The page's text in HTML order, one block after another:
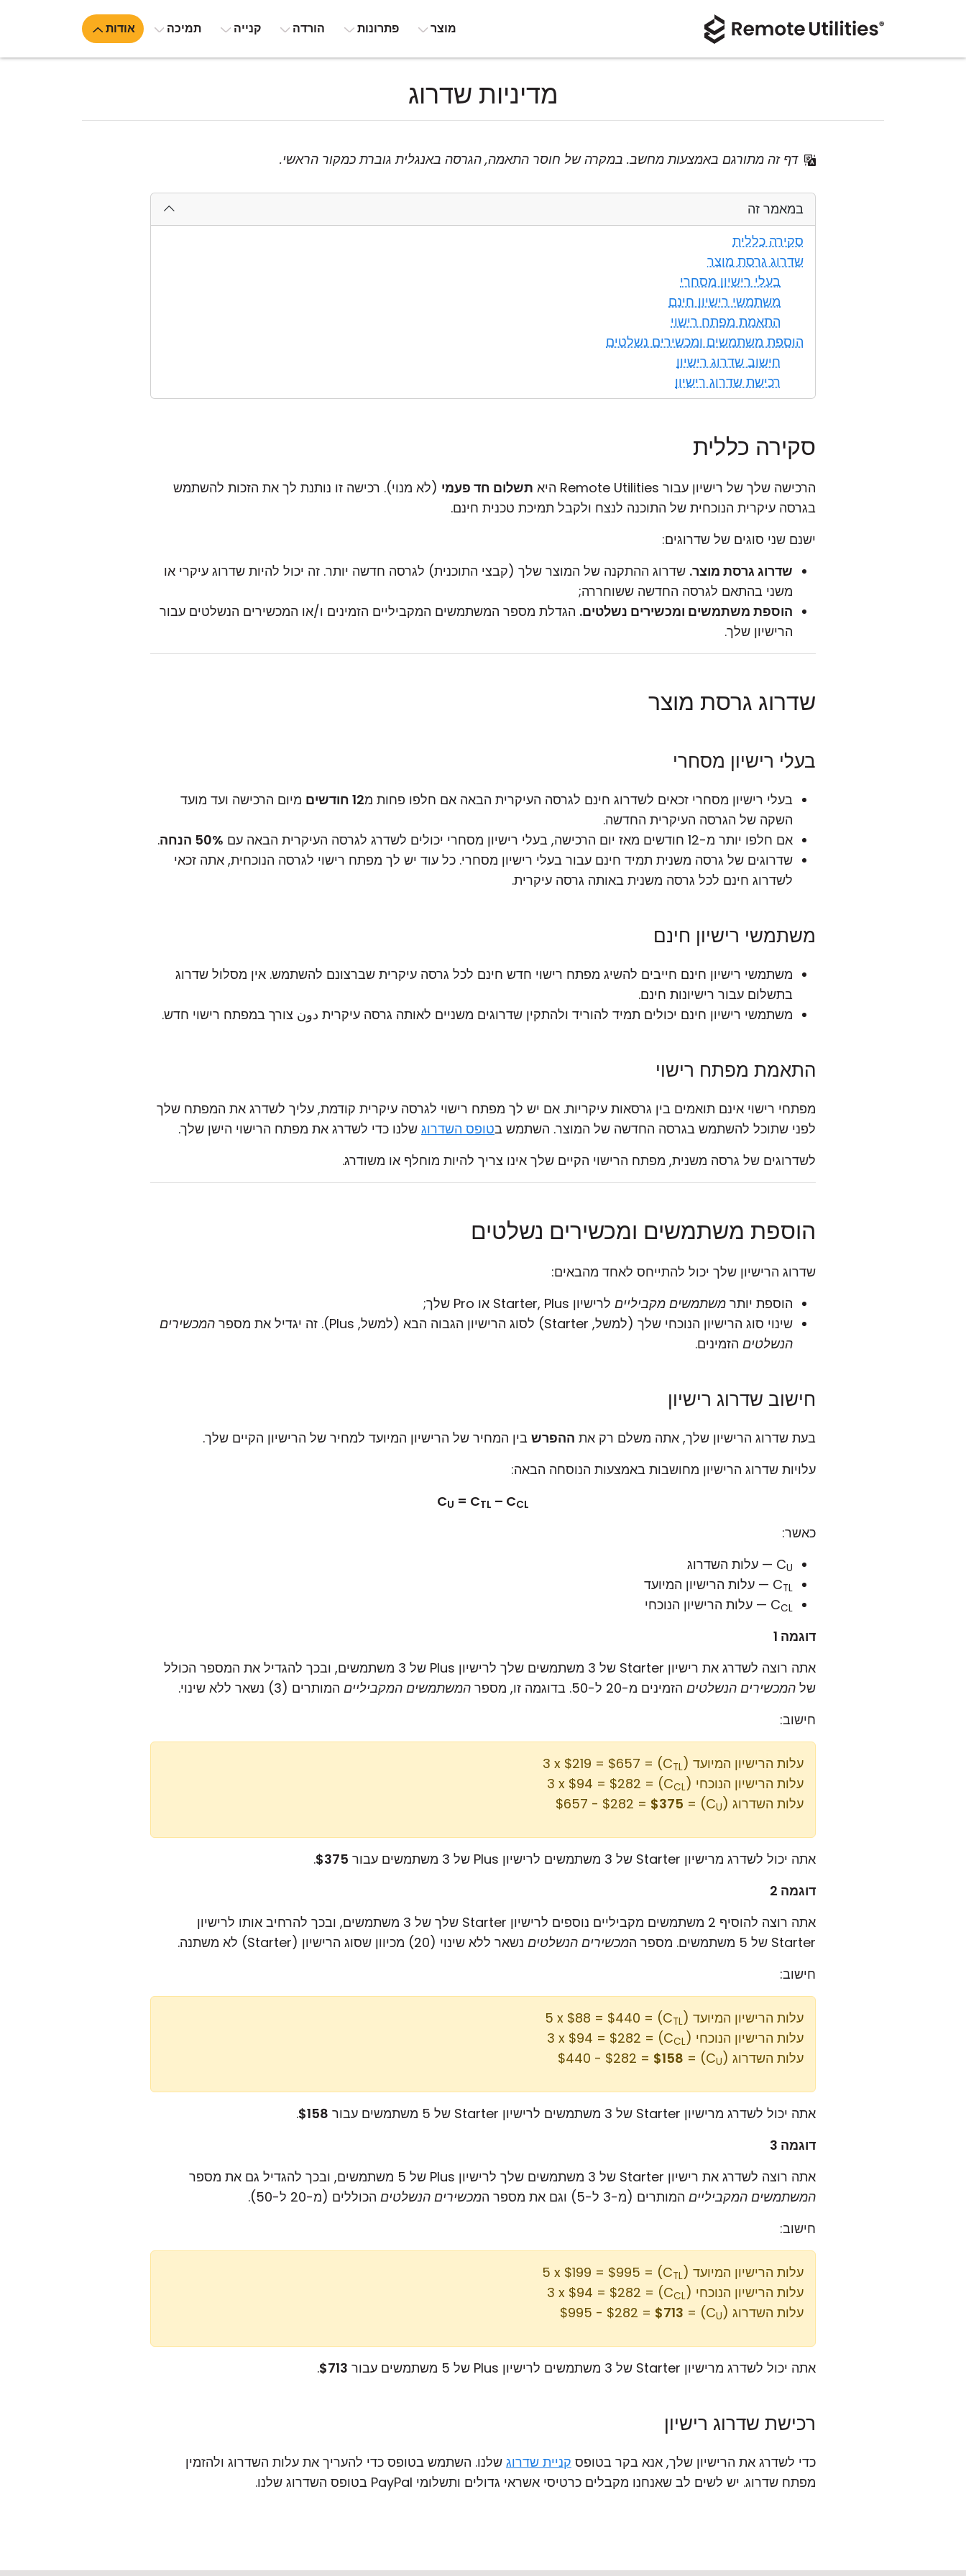
מוצר פתרונות הורדה קנייה תמיכה אודות
מדיניות שדרוג
דף זה מתורגם באמצעות מחשב. במקרה של חוסר התאמה, הגרסה באנגלית גוברת כמקור הראשי.
במאמר זה
סקירה כללית
שדרוג גרסת מוצר
בעלי רישיון מסחרי
משתמשי רישיון חינם
התאמת מפתח רישוי
הוספת משתמשים ומכשירים נשלטים
חישוב שדרוג רישיון
רכישת שדרוג רישיון
סקירה כללית
הרכישה שלך של רישיון עבור Remote Utilities היא תשלום חד פעמי (לא מנוי). רכישה זו נותנת לך את הזכות להשתמש
בגרסה עיקרית הנוכחית של התוכנה לנצח ולקבל תמיכת טכנית חינם.
ישנם שני סוגים של שדרוגים:
שדרוג גרסת מוצר. שדרוג ההתקנה של המוצר שלך (קבצי התוכנית) לגרסה חדשה יותר. זה יכול להיות שדרוג עיקרי או
משני בהתאם לגרסה החדשה ששוחררה;
הוספת משתמשים ומכשירים נשלטים. הגדלת מספר המשתמשים המקביליים הזמינים ו/או המכשירים הנשלטים עבור
הרישיון שלך.
שדרוג גרסת מוצר
בעלי רישיון מסחרי
בעלי רישיון מסחרי זכאים לשדרוג חינם לגרסה העיקרית הבאה אם חלפו פחות מ12 חודשים
מיום הרכישה ועד מועד
השקה של הגרסה העיקרית החדשה.
אם חלפו יותר מ-12 חודשים מאז יום הרכישה, בעלי רישיון מסחרי יכולים לשדרג לגרסה העיקרית הבאה עם
50% הנחה
.
שדרוגים של גרסה משנית תמיד חינם עבור בעלי רישיון מסחרי. כל עוד יש לך מפתח רישוי לגרסה הנוכחית, אתה זכאי
לשדרוג חינם לכל גרסה משנית באותה גרסה עיקרית.
משתמשי רישיון חינם
משתמשי רישיון חינם חייבים להשיג מפתח רישוי חדש חינם לכל גרסה עיקרית שברצונם להשתמש. אין מסלול שדרוג
בתשלום עבור רישיונות חינם.
משתמשי רישיון חינם יכולים תמיד להוריד ולהתקין שדרוגים משניים לאותה גרסה עיקרית دون צורך במפתח רישוי חדש.
התאמת מפתח רישוי
מפתחי רישוי אינם תואמים בין גרסאות עיקריות. אם יש לך מפתח רישוי לגרסה עיקרית קודמת, עליך לשדרג את המפתח שלך
לפני שתוכל להשתמש בגרסה החדשה של המוצר. השתמש בטופס השדרוג שלנו כדי לשדרג את מפתח הרישוי הישן שלך.
לשדרוגים של גרסה משנית, מפתח הרישוי הקיים שלך אינו צריך להיות מוחלף או משודרג.
הוספת משתמשים ומכשירים נשלטים
שדרוג הרישיון שלך יכול להתייחס לאחד מהבאים:
הוספת יותר משתמשים מקביליים לרישיון Starter, Plus או Pro שלך;
שינוי סוג הרישיון הנוכחי שלך (למשל, Starter) לסוג הרישיון הגבוה הבא (למשל, Plus). זה יגדיל את מספר
המכשירים
הנשלטים הזמינים.
חישוב שדרוג רישיון
בעת שדרוג הרישיון שלך, אתה משלם רק את ההפרש בין המחיר של הרישיון המיועד למחיר של הרישיון הקיים שלך.
עלויות שדרוג הרישיון מחושבות באמצעות הנוסחה הבאה:
CU = CTL – CCL
כאשר:
CU
— עלות השדרוג
CTL
— עלות הרישיון המיועד
CCL
— עלות הרישיון הנוכחי
דוגמה 1
אתה רוצה לשדרג את רישיון Starter של 3 משתמשים שלך לרישיון Plus של 3 משתמשים, ובכך להגדיל את המספר הכולל
של המכשירים הנשלטים הזמינים מ-20 ל-50. בדוגמה זו, מספר המשתמשים המקביליים המותרים (3) נשאר ללא שינוי.
חישוב:
עלות הרישיון המיועד (CTL
) = 3 x $219 = $657
עלות הרישיון הנוכחי (CCL
) = 3 x $94 = $282
עלות השדרוג (CU
) = $657 - $282 =
$375
אתה יכול לשדרג מרישיון Starter של 3 משתמשים לרישיון Plus של 3 משתמשים עבור $375
.
דוגמה 2
אתה רוצה להוסיף 2 משתמשים מקביליים נוספים לרישיון Starter שלך של 3 משתמשים, ובכך להרחיב אותו לרישיון
Starter של 5 משתמשים. מספר ה
מכשירים הנשלטים נשאר ללא שינוי (20) מכיוון שסוג הרישיון (Starter) לא משתנה.
חישוב:
עלות הרישיון המיועד (CTL
) = 5 x $88 = $440
עלות הרישיון הנוכחי (CCL
) = 3 x $94 = $282
עלות השדרוג (CU
) = $440 - $282 =
$158
אתה יכול לשדרג מרישיון Starter של 3 משתמשים לרישיון Starter של 5 משתמשים עבור $158
.
דוגמה 3
אתה רוצה לשדרג את רישיון Starter של 3 משתמשים שלך לרישיון Plus של 5 משתמשים, ובכך להגדיל גם את מספר
המשתמשים המקביליים המותרים (מ-3 ל-5) וגם את מספר ה מכשירים הנשלטים הכוללים (מ-20 ל-50).
חישוב:
עלות הרישיון המיועד (CTL
) = 5 x $199 = $995
עלות הרישיון הנוכחי (CCL
) = 3 x $94 = $282
עלות השדרוג (CU
) = $995 - $282 =
$713
אתה יכול לשדרג מרישיון Starter של 3 משתמשים לרישיון Plus של 5 משתמשים עבור $713
.
רכישת שדרוג רישיון
כדי לשדרג את הרישיון שלך, אנא בקר בטופס קניית שדרוג שלנו. השתמש בטופס כדי להעריך את עלות השדרוג ולהזמין
מפתח שדרוג. יש לשים לב שאנחנו מקבלים כרטיסי אשראי גדולים ותשלומי PayPal בטופס השדרוג שלנו.